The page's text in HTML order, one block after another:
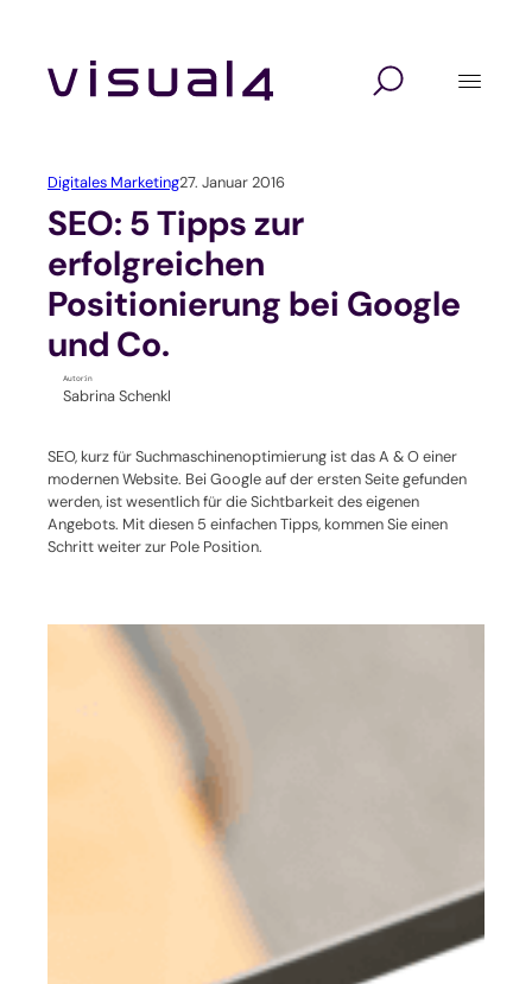
springen
Digitales Marketing27. Januar 2016
SEO: 5 Tipps zur
erfolgreichen
Positionierung bei Google
und Co.
Autor:in
Sabrina Schenkl
SEO, kurz für Suchmaschinenoptimierung ist das A & O einer
modernen Website. Bei Google auf der ersten Seite gefunden
werden, ist wesentlich für die Sichtbarkeit des eigenen
Angebots. Mit diesen 5 einfachen Tipps, kommen Sie einen
Schritt weiter zur Pole Position.
Lösungen
Webshop
Marketing Automation
Kundenverwaltung mit CRM
Self-Service-Portal
Veranstaltungssoftware
Verbandssoftware
Digitalagentur
Marketing
Technologie
Branchen
Seminaranbieter / Akademien
Verbände und Vereine
Unternehmen / KMU